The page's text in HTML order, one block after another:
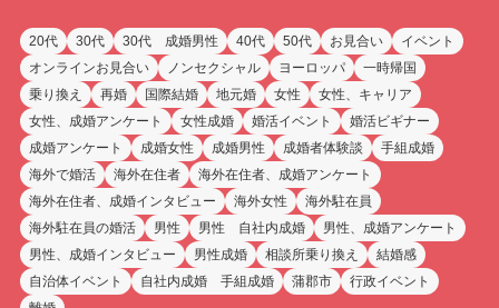
20代 30代 30代 成婚男性 40代 50代 お見合い
イベント
オンラインお見合い
ノンセクシャル ヨーロッパ
一時帰国
乗り換え
再婚 国際結婚 地元婚 女性
女性、キャリア
女性、成婚アンケート
女性成婚 婚活イベント
婚活ビギナー
成婚アンケート
成婚女性 成婚男性 成婚者体験談
手組成婚
海外で婚活
海外在住者
海外在住者、成婚アンケート
海外在住者、成婚インタビュー
海外女性
海外駐在員
海外駐在員の婚活
男性 男性 自社内成婚
男性、成婚アンケート
男性、成婚インタビュー
男性成婚 相談所乗り換え
結婚感
自治体イベント
自社内成婚 手組成婚 蒲郡市
行政イベント